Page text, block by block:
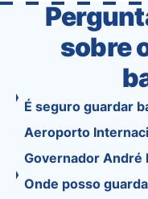
sobre
É seguro guardar
Aeroporto
Governador André
Onde posso